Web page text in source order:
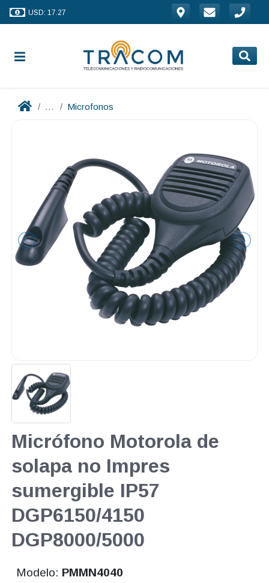
USD: 17.27
... Microfonos
Micrófono Motorola de
solapa no Impres
sumergible IP57
DGP6150/4150
DGP8000/5000
Modelo: PMMN4040